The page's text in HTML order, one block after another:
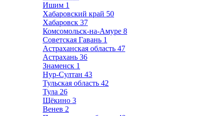
Ишим 1
Хабаровский край 50
Хабаровск 37
Комсомольск-на-Амуре 8
Советская Гавань 1
Астраханская область 47
Астрахань 36
Знаменск 1
Нур-Султан 43
Тульская область 42
Тула 26
Щёкино 3
Венев 2